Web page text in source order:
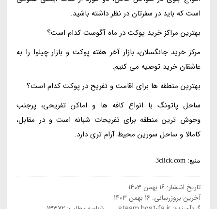
است که باید در سفرتان در نظر داشته باشید.
بهترین مراکز خرید پوکت در ماه آگوست کدام است؟
مرکز خرید جانگسلان، بازار آخر هفته پوکت و بازار چیلوا را به
عاشقان خرید توصیه می کنیم.
بهترین منطقه ها برای اقامت و تفریح در پوکت کدام است؟
ساحل پاتونگ با انواع کافه ها و اماکن تفریحی، پرجنب
وجوش ترین منطقه برای تفریحات شبانه است و در مقابل،
کامالا و ساحل سورین محیط آرام تری دارد.
منبع: 3click.com
تاریخ انتشار: 16 بهمن 1403
آخرین بروزرسانی: 16 بهمن 1403